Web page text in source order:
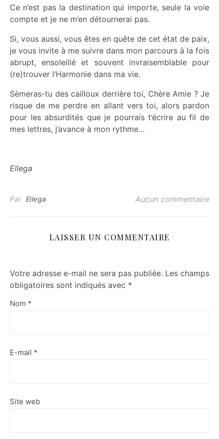
Ce n’est pas la destination qui importe, seule la voie
compte et je ne m’en détournerai pas.
Si, vous aussi, vous êtes en quête de cet état de paix,
je vous invite à me suivre dans mon parcours à la fois
abrupt, ensoleillé et souvent invraisemblable pour
(re)trouver l’Harmonie dans ma vie.
Sèmeras-tu des cailloux derrière toi, Chère Amie ?Je
risque de me perdre en allant vers toi, alors pardon
pour les absurdités que je pourrais t’écrire au fil de
mes lettres, j’avance à mon rythme…
Ellega
Par Ellega Aucun commentaire
LAISSER UN COMMENTAIRE
Votre adresse e-mail ne sera pas publiée. Les champs
obligatoires sont indiqués avec *
Nom *
E-mail *
Site web